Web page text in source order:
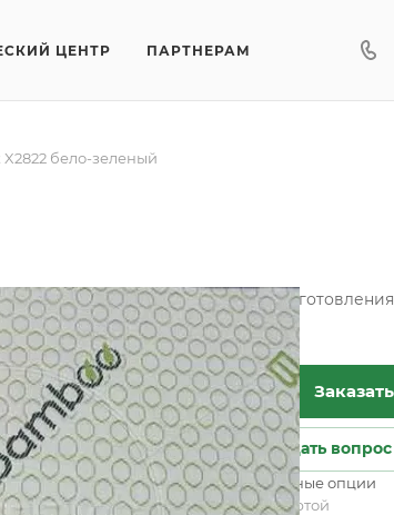
ЦЕНТР ПАРТНЕРАМ
бело-зеленый
и синтетических тканей для
Заказать
Задать вопрос
Возможны дополнительные опции
Не является публичной офертой